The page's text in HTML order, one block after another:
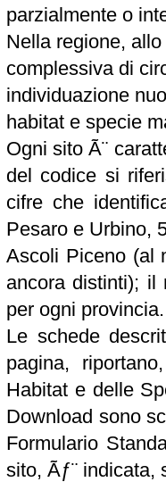
parzialmente o
Nella regione,
complessiva di
individuazione
habitat e specie
Ogni sito Ã¨
del codice si
cifre che
Pesaro e Urbino,
Ascoli Piceno (al
ancora distinti); il
per ogni provincia.
Le schede
pagina,
Habitat e delle
Download sono
Formulario
sito, Ãƒ¨